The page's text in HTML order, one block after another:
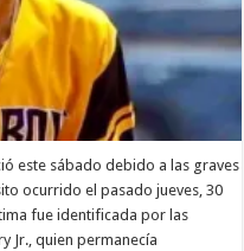
este sábado debido a las graves
ocurrido el pasado jueves, 30
fue identificada por las
Jr., quien permanecía